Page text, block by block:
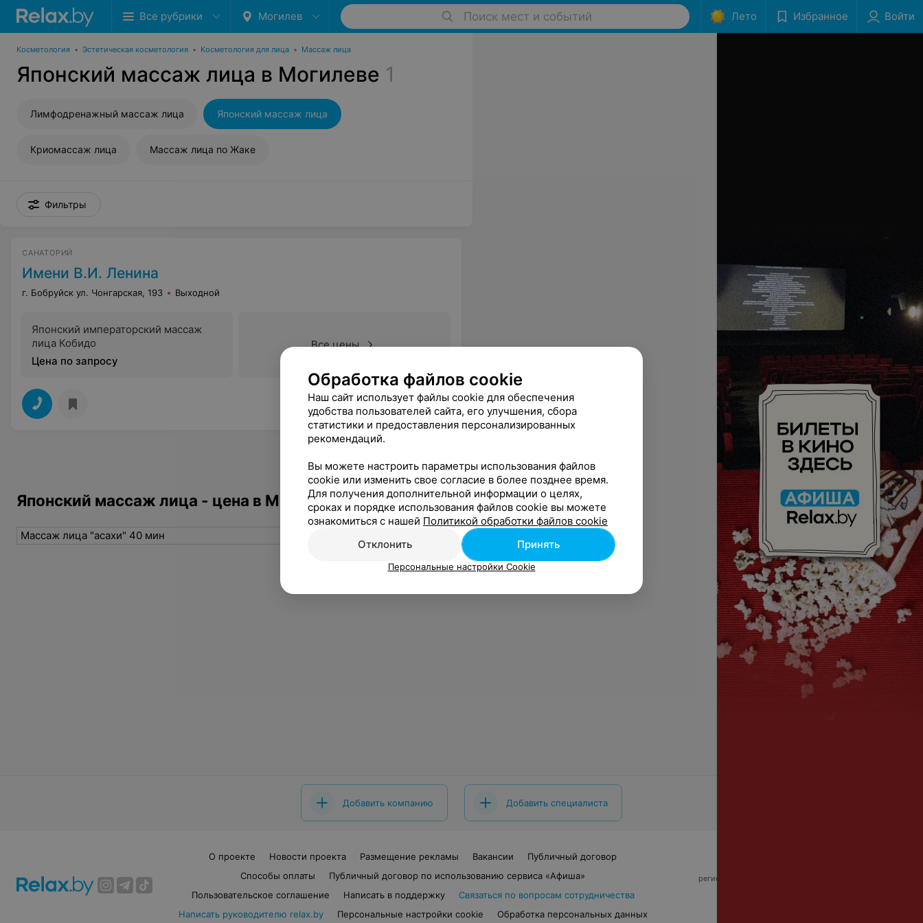
Все рубрики Могилев Поиск мест и событий Лето Избранное Войти
Косметология • Эстетическая косметология • Косметология для лица • Массаж лица
Японский массаж лица в Могилеве 1
Лимфодренажный массаж лица Японский массаж лица
Криомассаж лица Массаж лица по Жаке
Фильтры
САНАТОРИЙ
Имени В.И. Ленина
г. Бобруйск ул. Чонгарская, 193 Выходной
Японский императорский массаж
лица Кобидо
Цена по запросу
Все цены
Японский массаж лица - цена в Могилеве
Массаж лица "асахи" 40 мин
Добавить компанию Добавить специалиста
О проекте Новости проекта Размещение рекламы Вакансии
Публичный договор
Способы оплаты
Публичный договор по использованию сервиса «Афиша»
Пользовательское соглашение
Написать в поддержку
Связаться по вопросам сотрудничества
Написать руководителю relax.by
Персональные настройки cookie Обработка персональных данных
регистрирующий орган - Минский горисполком
Обработка файлов cookie
Наш сайт использует файлы cookie для обеспечения
удобства пользователей сайта, его улучшения, сбора
статистики и предоставления персонализированных
рекомендаций.
Вы можете настроить параметры использования файлов
cookie или изменить свое согласие в более позднее время.
Для получения дополнительной информации о целях,
сроках и порядке использования файлов cookie вы можете
ознакомиться с нашей Политикой обработки файлов cookie
Отклонить
Принять
Персональные настройки Cookie